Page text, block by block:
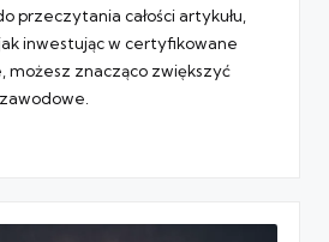
przeczytania całości artykułu,
inwestując w certyfikowane
możesz znacząco zwiększyć